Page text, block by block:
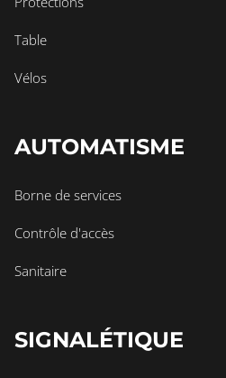
Table
Vélos
AUTOMATISME
Borne de services
Contrôle d'accès
Sanitaire
SIGNALÉTIQUE